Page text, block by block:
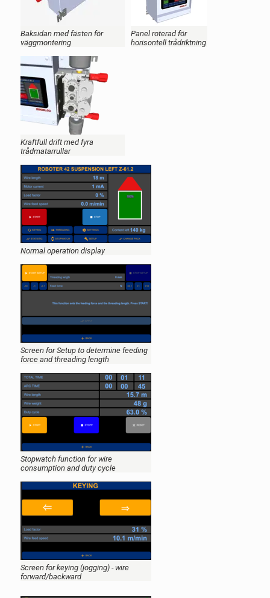
Baksidan med fästen för
väggmontering
Panel roterad för
horisontell trådriktning
Kraftfull drift med fyra
trådmatarrullar
Normal operation display
Screen for Setup to determine feeding
force and threading length
Stopwatch function for wire
consumption and duty cycle
Screen for keying (jogging) - wire
forward/backward